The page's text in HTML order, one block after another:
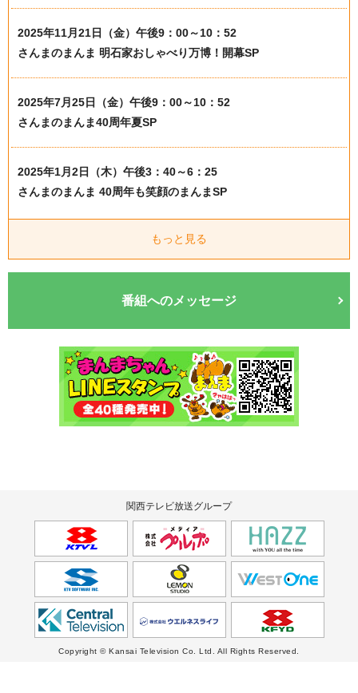
2025年11月21日（金）午後9：00～10：52
さんまのまんま 明石家おしゃべり万博！開幕SP
2025年7月25日（金）午後9：00～10：52
さんまのまんま40周年夏SP
2025年1月2日（木）午後3：40～6：25
さんまのまんま 40周年も笑顔のまんまSP
もっと見る
番組へのメッセージ
関西テレビ放送グループ
Copyright © Kansai Television Co. Ltd. All Rights Reserved.